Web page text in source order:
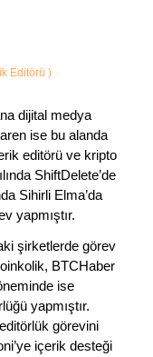
Editörü )
dijital medya
ise bu alanda
editörü ve kripto
ShiftDelete’de
Sihirli Elma’da
yapmıştır.
şirketlerde görev
BTCHaber
ise
yapmıştır.
görevini
içerik desteği